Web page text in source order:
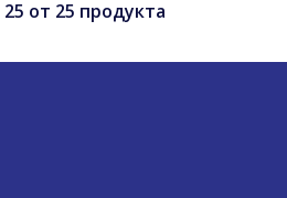
25 от 25 продукта